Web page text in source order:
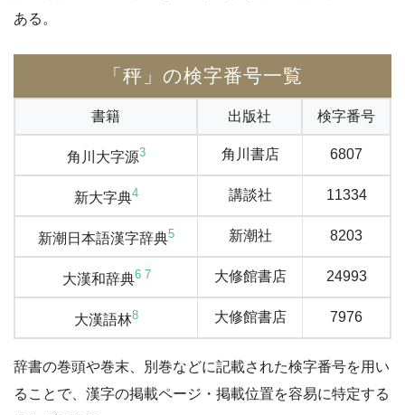
ある。
「秤」の検字番号一覧
書籍 出版社 検字番号
角川大字源3 角川書店 6807
新大字典4 講談社 11334
新潮日本語漢字辞典5 新潮社 8203
大漢和辞典6 7 大修館書店 24993
大漢語林8 大修館書店 7976
辞書の巻頭や巻末、別巻などに記載された検字番号を用い
ることで、漢字の掲載ページ・掲載位置を容易に特定する